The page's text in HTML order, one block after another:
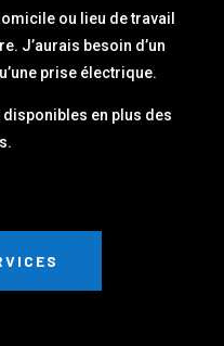
ou lieu de travail
J’aurais besoin d’un
prise électrique.
en plus des